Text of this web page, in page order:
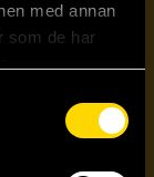
med annan
som de har
Skicka